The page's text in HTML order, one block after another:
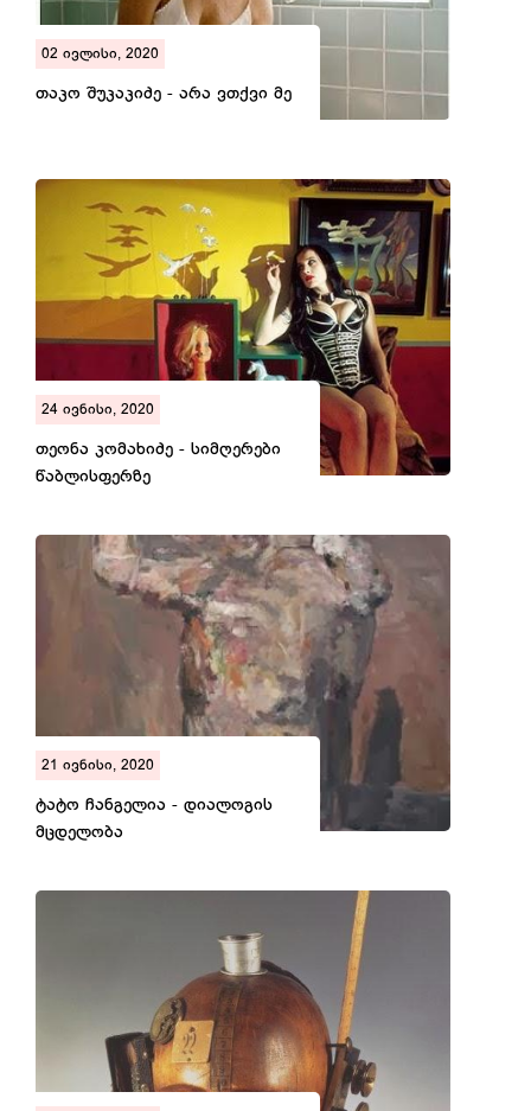
02 ივლისი, 2020
თაკო შუკაკიძე - არა ვთქვი მე
24 ივნისი, 2020
თეონა კომახიძე - სიმღერები
წაბლისფერზე
21 ივნისი, 2020
ტატო ჩანგელია - დიალოგის
მცდელობა